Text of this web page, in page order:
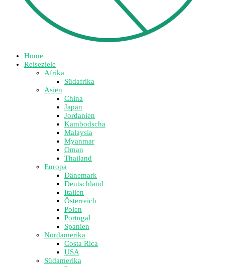
Home
Reiseziele
Afrika
Südafrika
Asien
China
Japan
Jordanien
Kambodscha
Malaysia
Myanmar
Oman
Thailand
Europa
Dänemark
Deutschland
Italien
Österreich
Polen
Portugal
Spanien
Nordamerika
Costa Rica
USA
Südamerika